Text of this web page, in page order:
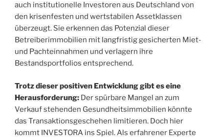
auch institutionelle Investoren aus Deutschland von
den krisenfesten und wertstabilen Assetklassen
überzeugt. Sie erkennen das Potenzial dieser
Betreiberimmobilien mit langfristig gesicherten Miet-
und Pachteinnahmen und verlagern ihre
Bestandsportfolios entsprechend.
Trotz dieser positiven Entwicklung gibt es eine
Herausforderung: Der spürbare Mangel an zum
Verkauf stehenden Gesundheitsimmobilien könnte
das Transaktionsgeschehen limitieren. Doch hier
kommt INVESTORA ins Spiel. Als erfahrener Experte